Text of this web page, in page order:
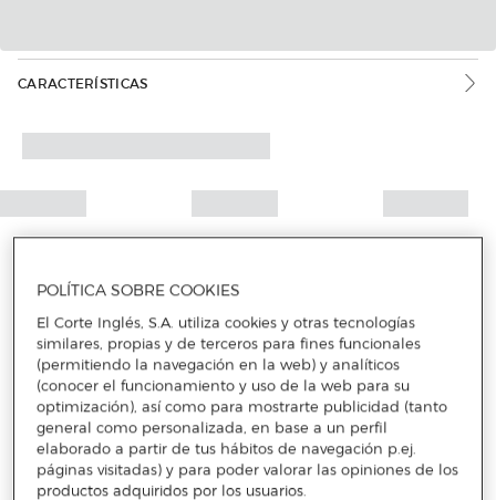
CARACTERÍSTICAS
POLÍTICA SOBRE COOKIES
El Corte Inglés, S.A. utiliza cookies y otras tecnologías
similares, propias y de terceros para fines funcionales
(permitiendo la navegación en la web) y analíticos
(conocer el funcionamiento y uso de la web para su
optimización), así como para mostrarte publicidad (tanto
general como personalizada, en base a un perfil
elaborado a partir de tus hábitos de navegación p.ej.
páginas visitadas) y para poder valorar las opiniones de los
productos adquiridos por los usuarios.